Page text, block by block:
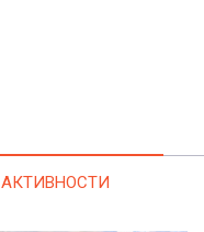
АКТИВНОСТИ